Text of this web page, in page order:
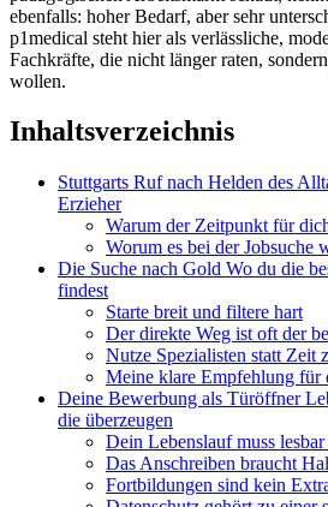
ebenfalls: hoher Bedarf, aber sehr
p1medical steht hier als verlässliche,
Fachkräfte, die nicht länger raten,
wollen.
Inhaltsverzeichnis
Stuttgarts Ruf nach Helden des
Erzieher
Warum der Zeitpunkt für
Worum es bei der Jobsuche
Die Suche nach Gold Wo du die
findest
Starte breit und filtere hart
Der direkte Weg ist oft der
Nutze Spezialisten statt Zeit
Meine klare Empfehlung für
Deine Bewerbung als Türöffner
die überzeugen
Dein Lebenslauf muss
Das Anschreiben braucht
Fortbildungen sind kein